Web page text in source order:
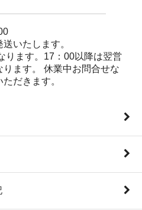
いたします。
ります。17：00以降は翌営
ます。 休業中お問合せな
だきます。